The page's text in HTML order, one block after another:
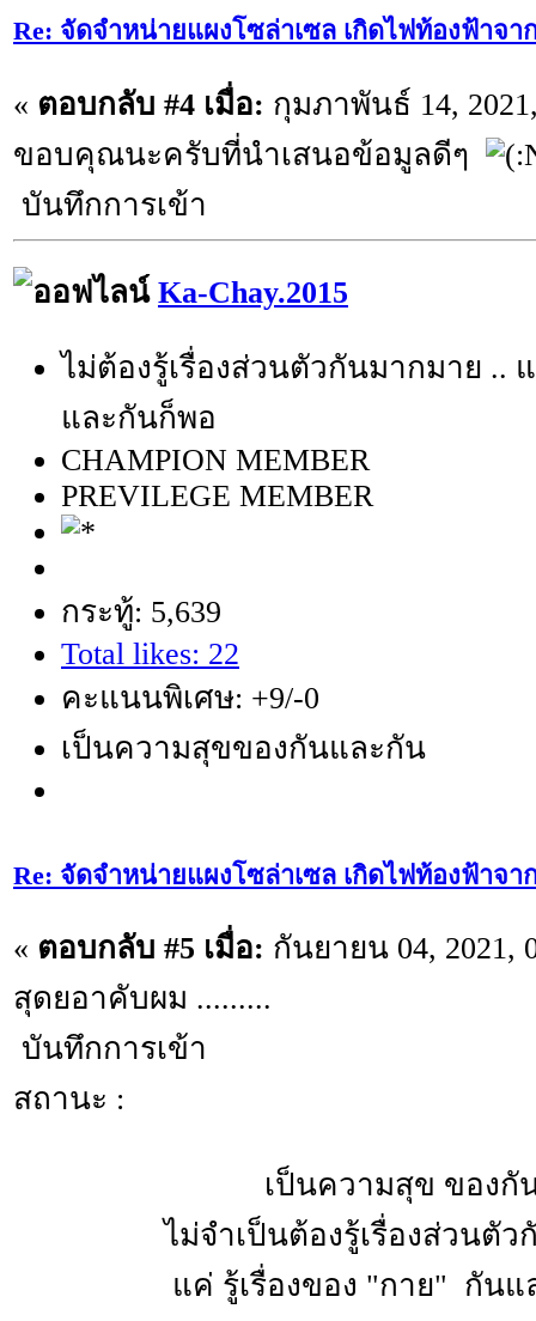
Re: จัดจำหน่ายแผงโซล่าเซล เกิดไฟท้องฟ้าจ
« ตอบกลับ #4 เมื่อ: กุมภาพันธ์ 14,
ขอบคุณนะครับที่นำเสนอข้อมูลดีๆ
บันทึกการเข้า
Ka-Chay.2015
ไม่ต้องรู้เรื่องส่วนตัวกันมากมาย ..
และกันก็พอ
CHAMPION MEMBER
PREVILEGE MEMBER
กระทู้: 5,639
Total likes: 22
คะแนนพิเศษ: +9/-0
เป็นความสุขของกันและกัน
Re: จัดจำหน่ายแผงโซล่าเซล เกิดไฟท้องฟ้าจ
« ตอบกลับ #5 เมื่อ: กันยายน 04, 2021,
สุดยอาคับผม .........
บันทึกการเข้า
สถานะ :
เป็นความสุข ของกันแ
ไม่จำเป็นต้องรู้เรื่องส่วนตัวกั
แค่ รู้เรื่องของ "กาย" กันแล